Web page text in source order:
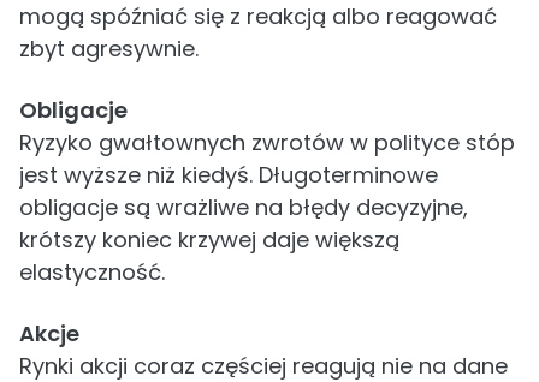
mogą spóźniać się z reakcją albo reagować
zbyt agresywnie.
Obligacje
Ryzyko gwałtownych zwrotów w polityce stóp
jest wyższe niż kiedyś. Długoterminowe
obligacje są wrażliwe na błędy decyzyjne,
krótszy koniec krzywej daje większą
elastyczność.
Akcje
Rynki akcji coraz częściej reagują nie na dane